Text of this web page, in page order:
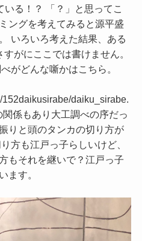
る！？ 「？」と思ってこ
ングを考えてみると源平盛
いろいろ考えた結果、ある
がにここでは書けません。
がどんな噺かはこちら。
152daikusirabe/daiku_sirabe.
係もあり大工調べの序だっ
りと頭のタンカの切り方が
方も江戸っ子らしいけど、
もそれを継いで？江戸っ子
ます。